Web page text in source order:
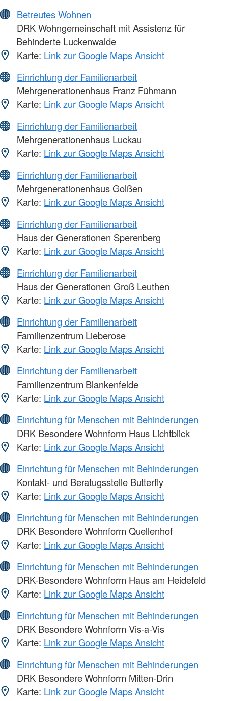
Betreutes Wohnen
DRK Wohngemeinschaft mit Assistenz für
Behinderte Luckenwalde
Karte: Link zur Google Maps Ansicht
Einrichtung der Familienarbeit
Mehrgenerationenhaus Franz Fühmann
Karte: Link zur Google Maps Ansicht
Einrichtung der Familienarbeit
Mehrgenerationenhaus Luckau
Karte: Link zur Google Maps Ansicht
Einrichtung der Familienarbeit
Mehrgenerationenhaus Golßen
Karte: Link zur Google Maps Ansicht
Einrichtung der Familienarbeit
Haus der Generationen Sperenberg
Karte: Link zur Google Maps Ansicht
Einrichtung der Familienarbeit
Haus der Generationen Groß Leuthen
Karte: Link zur Google Maps Ansicht
Einrichtung der Familienarbeit
Familienzentrum Lieberose
Karte: Link zur Google Maps Ansicht
Einrichtung der Familienarbeit
Familienzentrum Blankenfelde
Karte: Link zur Google Maps Ansicht
Einrichtung für Menschen mit Behinderungen
DRK Besondere Wohnform Haus Lichtblick
Karte: Link zur Google Maps Ansicht
Einrichtung für Menschen mit Behinderungen
Kontakt- und Beratugsstelle Butterfly
Karte: Link zur Google Maps Ansicht
Einrichtung für Menschen mit Behinderungen
DRK Besondere Wohnform Quellenhof
Karte: Link zur Google Maps Ansicht
Einrichtung für Menschen mit Behinderungen
DRK-Besondere Wohnform Haus am Heidefeld
Karte: Link zur Google Maps Ansicht
Einrichtung für Menschen mit Behinderungen
DRK Besondere Wohnform Vis-a-Vis
Karte: Link zur Google Maps Ansicht
Einrichtung für Menschen mit Behinderungen
DRK Besondere Wohnform Mitten-Drin
Karte: Link zur Google Maps Ansicht